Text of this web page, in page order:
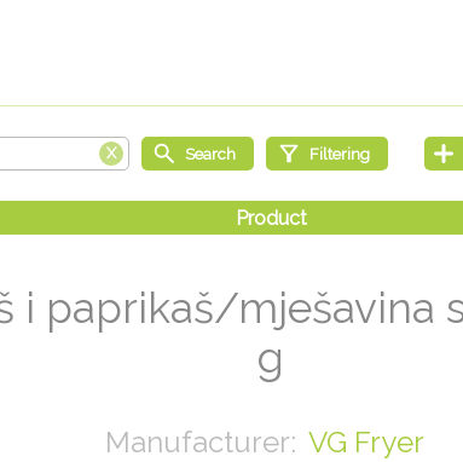
i paprikaš/mješavina
g
VG Fryer